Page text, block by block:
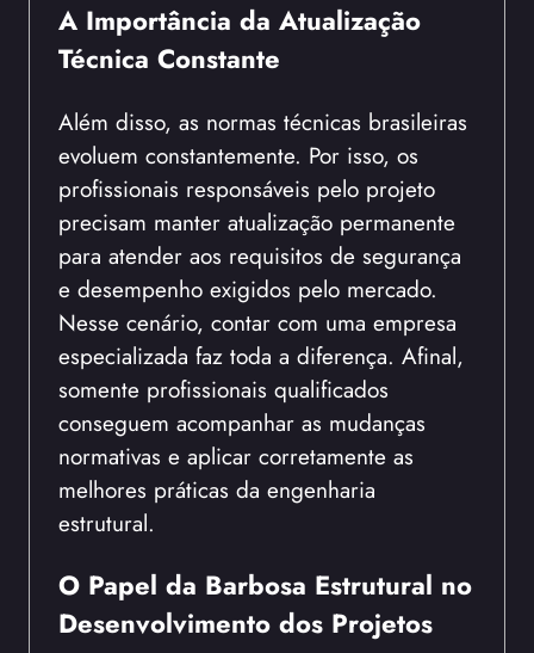
A Importância da Atualização
Técnica Constante
Além disso, as normas técnicas brasileiras
evoluem constantemente. Por isso, os
profissionais responsáveis pelo projeto
precisam manter atualização permanente
para atender aos requisitos de segurança
e desempenho exigidos pelo mercado.
Nesse cenário, contar com uma empresa
especializada faz toda a diferença. Afinal,
somente profissionais qualificados
conseguem acompanhar as mudanças
normativas e aplicar corretamente as
melhores práticas da engenharia
estrutural.
O Papel da Barbosa Estrutural no
Desenvolvimento dos Projetos